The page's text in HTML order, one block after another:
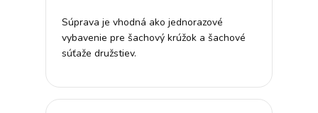
Súprava je vhodná ako jednorazové
vybavenie pre šachový krúžok a šachové
súťaže družstiev.